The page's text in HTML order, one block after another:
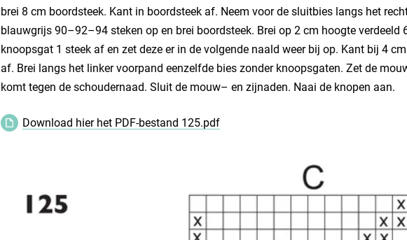
brei 8 cm boordsteek. Kant in boordsteek af. Neem voor de sluitbies langs het
blauwgrijs 90–92–94 steken op en brei boordsteek. Brei op 2 cm hoogte verdeeld
knoopsgat 1 steek af en zet deze er in de volgende naald weer bij op. Kant bij 4
af. Brei langs het linker voorpand eenzelfde bies zonder knoopsgaten. Zet de
komt tegen de schoudernaad. Sluit de mouw– en zijnaden. Naai de knopen aan.
Download hier het PDF-bestand 125.pdf